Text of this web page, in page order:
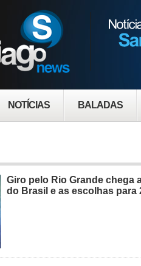
NOTÍCIAS BALADAS
Giro pelo Rio Grande chega
do Brasil e as escolhas para